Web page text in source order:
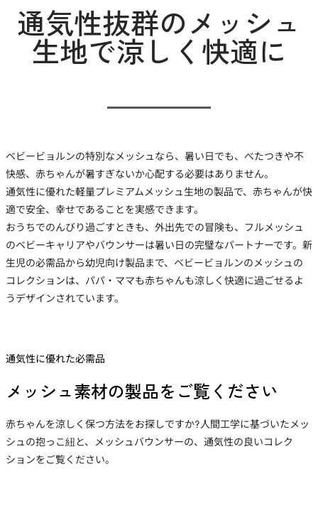
通気性抜群のメッシュ
生地で涼しく快適に
ベビービョルンの特別なメッシュなら、暑い日でも、べたつきや不
快感、赤ちゃんが暑すぎないか心配する必要はありません。
通気性に優れた軽量プレミアムメッシュ生地の製品で、赤ちゃんが快
適で安全、幸せであることを実感できます。
おうちでのんびり過ごすときも、外出先での冒険も、フルメッシュ
のベビーキャリアやバウンサーは暑い日の完璧なパートナーです。新
生児の必需品から幼児向け製品まで、ベビービョルンのメッシュの
コレクションは、パパ・ママも赤ちゃんも涼しく快適に過ごせるよ
うデザインされています。
通気性に優れた必需品
メッシュ素材の製品をご覧ください
赤ちゃんを涼しく保つ方法をお探しですか?人間工学に基づいたメッ
シュの抱っこ紐と、メッシュバウンサーの、通気性の良いコレク
ションをご覧ください。